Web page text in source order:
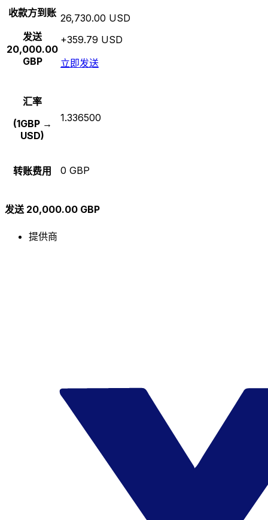
收款方到账
发送
20,000.00
GBP
26,730.00 USD
+359.79 USD
立即发送
汇率
(1GBP →
USD)
1.336500
转账费用 0 GBP
发送 20,000.00 GBP
提供商